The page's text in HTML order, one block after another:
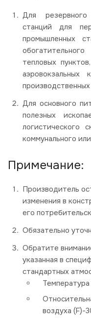
Для
станций для
промышленных
тепловых
аэровокзальных
Для основного
полезных
логистического
коммунального
Примечание:
Производитель
изменения в
его
Обязательно
Обратите
указанная в
стандартных
воздуха (F)-